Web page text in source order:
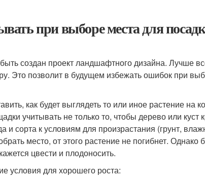
при выборе места для
создан проект ландшафтного дизайна. Лучше
Это позволит в будущем избежать ошибок при
как будет выглядеть то или иное растение на
учитывать не только то, чтобы дерево или куст
и сорта к условиям для произрастания (грунт,
место, от этого растение не погибнет. Однако
цвести и плодоносить.
условия для хорошего роста: